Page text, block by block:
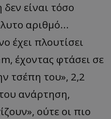
είναι τόσο
αριθμό...
έχει πλουτίσει
έχοντας φτάσει σε
τσέπη του», 2,2
ανάρτηση,
ούτε οι πιο